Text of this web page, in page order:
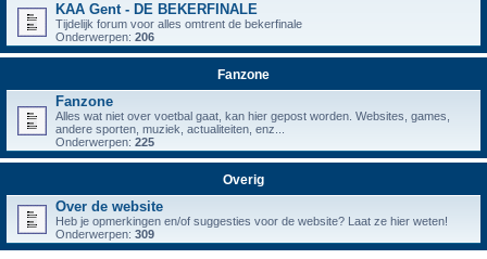
KAA Gent - DE BEKERFINALE
Tijdelijk forum voor alles omtrent de bekerfinale
Onderwerpen: 206
Fanzone
Fanzone
Alles wat niet over voetbal gaat, kan hier gepost worden. Websites, games,
andere sporten, muziek, actualiteiten, enz...
Onderwerpen: 225
Overig
Over de website
Heb je opmerkingen en/of suggesties voor de website? Laat ze hier weten!
Onderwerpen: 309